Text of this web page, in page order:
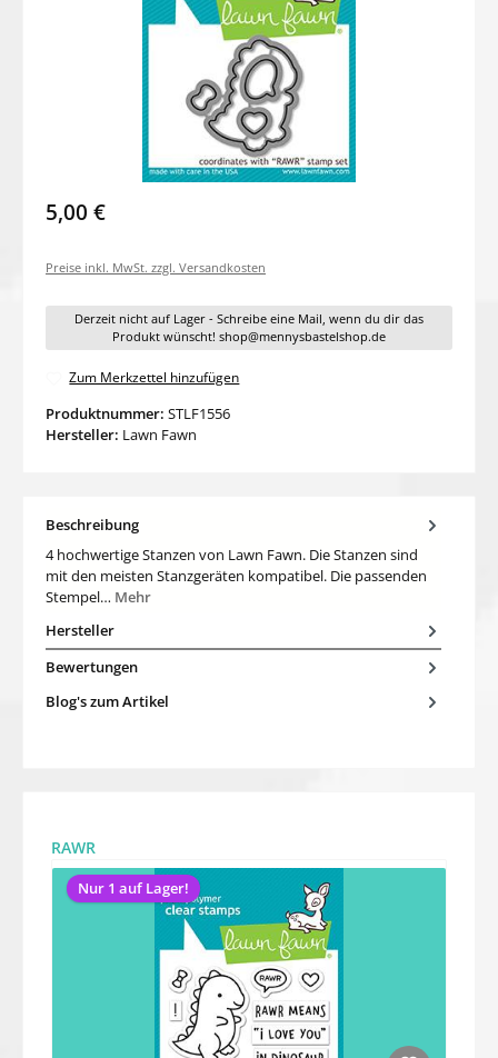
5,00 €
Preise inkl. MwSt. zzgl. Versandkosten
Derzeit nicht auf Lager - Schreibe eine Mail, wenn du dir das
Produkt wünscht! shop@mennysbastelshop.de
Zum Merkzettel hinzufügen
Produktnummer: STLF1556
Hersteller: Lawn Fawn
Beschreibung
4 hochwertige Stanzen von Lawn Fawn. Die Stanzen sind
mit den meisten Stanzgeräten kompatibel. Die passenden
Stempel… Mehr
Hersteller
Bewertungen
Blog's zum Artikel
Produktgalerie überspringen
RAWR
Nur 1 auf Lager!